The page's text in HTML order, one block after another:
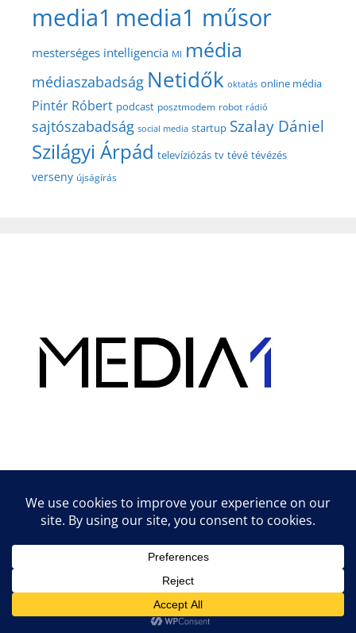
media1 media1 műsor
mesterséges intelligencia MI média
médiaszabadság Netidők oktatás online média
Pintér Róbert podcast posztmodem robot rádió
sajtószabadság social media startup Szalay Dániel
Szilágyi Árpád televíziózás tv tévé tévézés
verseny újságírás
Lifestyle tippek & trükkök
© 2026 vipcast.hu powered by Media1• Készült
GeneratePress